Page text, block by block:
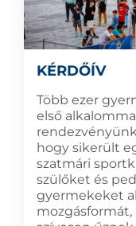
KÉRDŐÍV
Több ezer
első
hogy sikerült
szatmári
szülőket és
gyermekeket